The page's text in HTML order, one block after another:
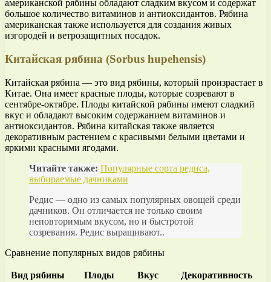
американской рябины обладают сладким вкусом и содержат
большое количество витаминов и антиоксидантов. Рябина
американская также используется для создания живых
изгородей и ветрозащитных посадок.
Китайская рябина (Sorbus hupehensis)
Китайская рябина — это вид рябины, который произрастает в
Китае. Она имеет красные плоды, которые созревают в
сентябре-октябре. Плоды китайской рябины имеют сладкий
вкус и обладают высоким содержанием витаминов и
антиоксидантов. Рябина китайская также является
декоративным растением с красивыми белыми цветами и
яркими красными ягодами.
Читайте также: Популярные сорта редиса,
выбираемые дачниками
Редис — одно из самых популярных овощей среди
дачников. Он отличается не только своим
неповторимым вкусом, но и быстротой
созревания. Редис выращивают..
Сравнение популярных видов рябины
Вид рябины Плоды Вкус Декоративность